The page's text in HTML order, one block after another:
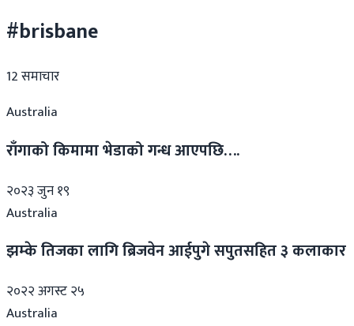
#brisbane
12समाचार
Australia
राँगाको किमामा भेडाको गन्ध आएपछि….
२०२३ जुन १९
Australia
झम्के तिजका लागि ब्रिजवेन आईपुगे सपुतसहित ३ कलाकार
२०२२ अगस्ट २५
Australia